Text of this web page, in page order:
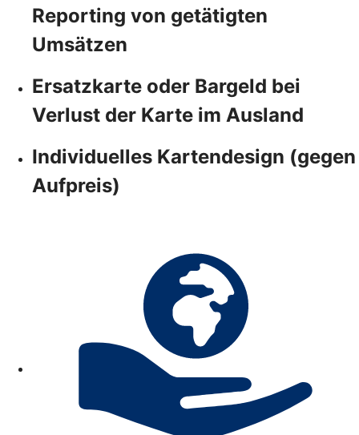
Reporting von getätigten
Umsätzen
Ersatzkarte oder Bargeld bei
Verlust der Karte im Ausland
Individuelles Kartendesign (gegen
Aufpreis)